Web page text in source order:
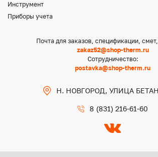
Инструмент
Приборы учета
Почта для заказов, спецификации,
zakaz52@shop-therm.ru
Сотрудничество:
postavka@shop-therm.ru
Н. НОВГОРОД, УЛИЦА
8 (831) 216-61-60